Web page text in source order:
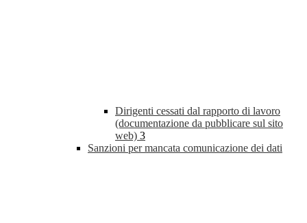
Dirigenti cessati dal rapporto di lavoro
(documentazione da pubblicare sul sito
web) 3
Sanzioni per mancata comunicazione dei dati